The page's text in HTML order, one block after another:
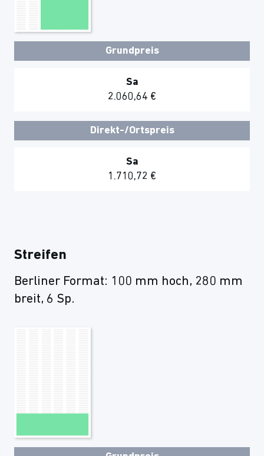
Grundpreis
Sa
2.060,64 €
Direkt-/Ortspreis
Sa
1.710,72 €
Streifen
Berliner Format: 100 mm hoch, 280 mm
breit, 6 Sp.